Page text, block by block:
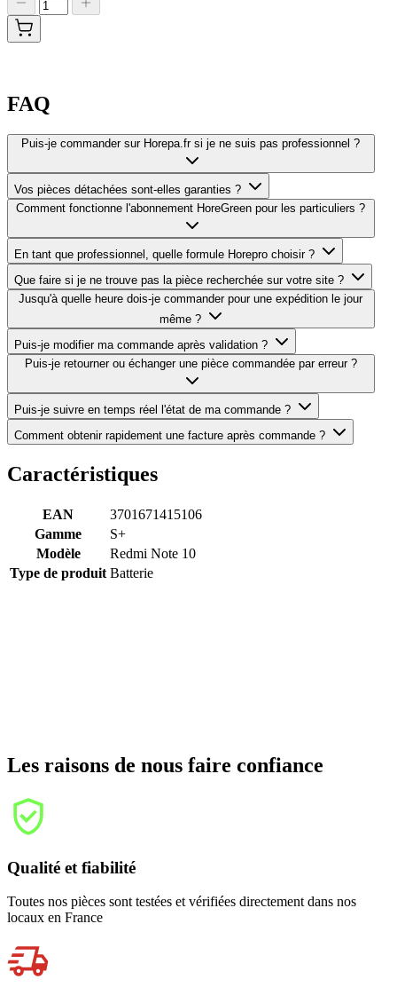
FAQ
Puis-je commander sur Horepa.fr si je ne suis pas professionnel ?
Vos pièces détachées sont-elles garanties ?
Comment fonctionne l'abonnement HoreGreen pour les particuliers ?
En tant que professionnel, quelle formule Horepro choisir ?
Que faire si je ne trouve pas la pièce recherchée sur votre site ?
Jusqu'à quelle heure dois-je commander pour une expédition le jour
même ?
Puis-je modifier ma commande après validation ?
Puis-je retourner ou échanger une pièce commandée par erreur ?
Puis-je suivre en temps réel l'état de ma commande ?
Comment obtenir rapidement une facture après commande ?
Caractéristiques
EAN
3701671415106
Gamme
S+
Modèle
Redmi Note 10
Type de produit Batterie
Les raisons de nous faire confiance
Qualité et fiabilité
Toutes nos pièces sont testées et vérifiées directement dans nos
locaux en France